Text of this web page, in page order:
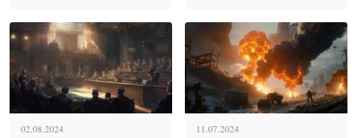
02.08.2024 11.07.2024